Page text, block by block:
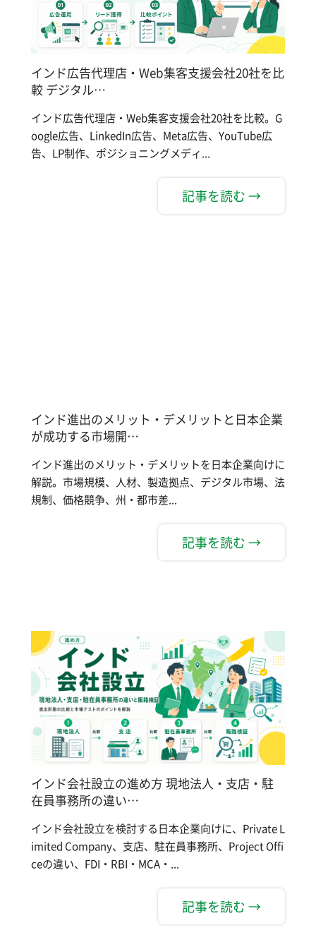
インド広告代理店・Web集客支援会社20社を比
較 デジタル…
インド広告代理店・Web集客支援会社20社を比較。G
oogle広告、LinkedIn広告、Meta広告、YouTube広
告、LP制作、ポジショニングメディ...
記事を読む →
インド進出のメリット・デメリットと日本企業
が成功する市場開…
インド進出のメリット・デメリットを日本企業向けに
解説。市場規模、人材、製造拠点、デジタル市場、法
規制、価格競争、州・都市差...
記事を読む →
インド会社設立の進め方 現地法人・支店・駐
在員事務所の違い…
インド会社設立を検討する日本企業向けに、Private L
imited Company、支店、駐在員事務所、Project Offi
ceの違い、FDI・RBI・MCA・...
記事を読む →